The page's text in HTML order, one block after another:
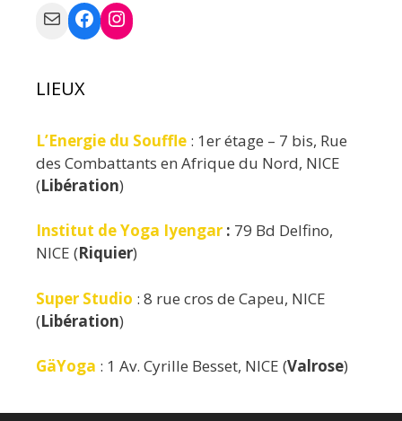
MailFacebook
Instagram
LIEUX
L’Energie du Souffle : 1er étage – 7 bis, Rue
des Combattants en Afrique du Nord, NICE
(Libération)
Institut de Yoga Iyengar : 79 Bd Delfino,
NICE (Riquier)
Super Studio : 8 rue cros de Capeu, NICE
(Libération)
GäYoga : 1 Av. Cyrille Besset, NICE (Valrose)